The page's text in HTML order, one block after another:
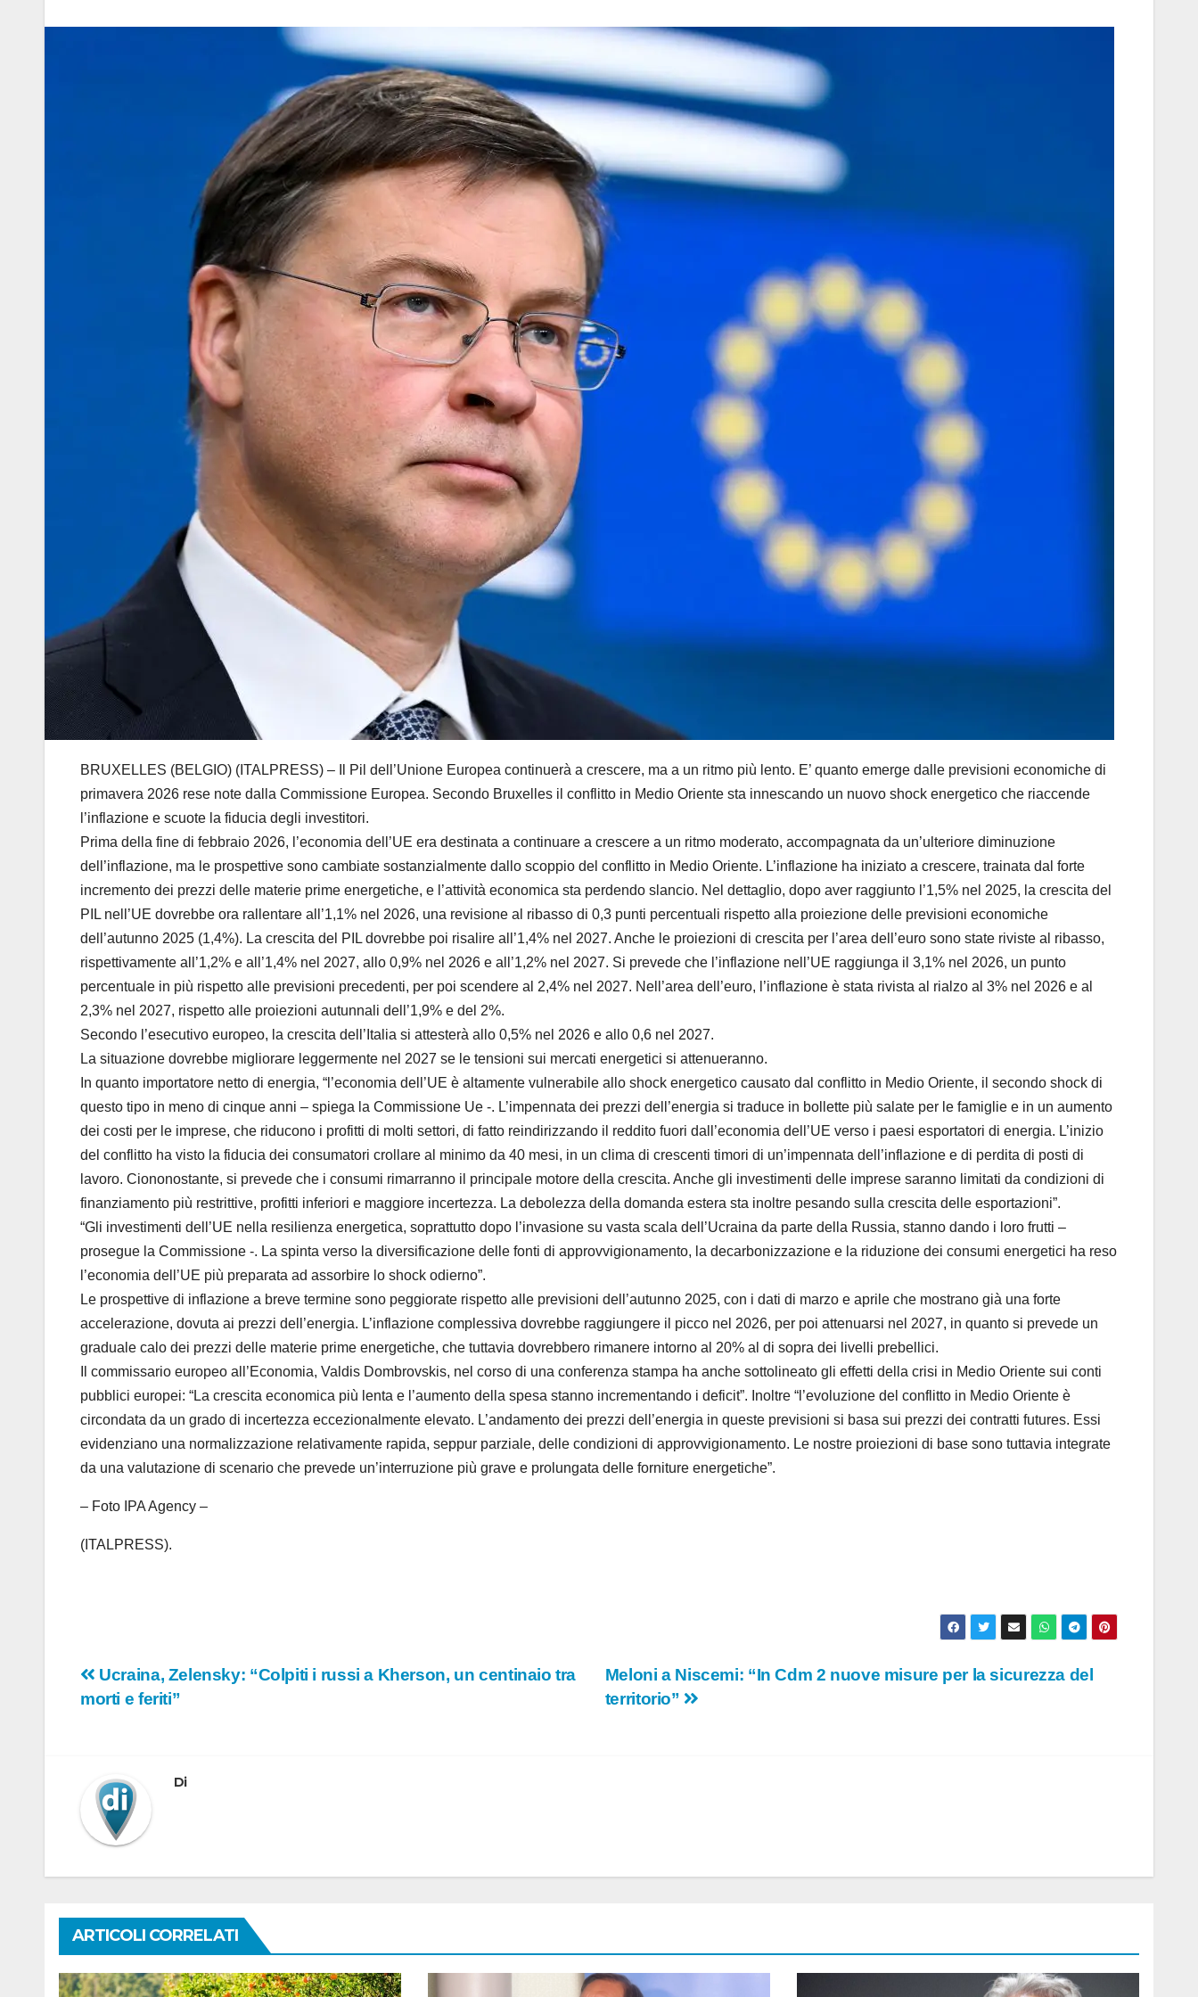
BRUXELLES (BELGIO) (ITALPRESS) – Il Pil dell’Unione Europea continuerà a crescere, ma a un ritmo più lento. E’ quanto emerge dalle previsioni economiche di
primavera 2026 rese note dalla Commissione Europea. Secondo Bruxelles il conflitto in Medio Oriente sta innescando un nuovo shock energetico che riaccende
l’inflazione e scuote la fiducia degli investitori.
Prima della fine di febbraio 2026, l’economia dell’UE era destinata a continuare a crescere a un ritmo moderato, accompagnata da un’ulteriore diminuzione
dell’inflazione, ma le prospettive sono cambiate sostanzialmente dallo scoppio del conflitto in Medio Oriente. L’inflazione ha iniziato a crescere, trainata dal forte
incremento dei prezzi delle materie prime energetiche, e l’attività economica sta perdendo slancio. Nel dettaglio, dopo aver raggiunto l’1,5% nel 2025, la crescita del
PIL nell’UE dovrebbe ora rallentare all’1,1% nel 2026, una revisione al ribasso di 0,3 punti percentuali rispetto alla proiezione delle previsioni economiche
dell’autunno 2025 (1,4%). La crescita del PIL dovrebbe poi risalire all’1,4% nel 2027. Anche le proiezioni di crescita per l’area dell’euro sono state riviste al ribasso,
rispettivamente all’1,2% e all’1,4% nel 2027, allo 0,9% nel 2026 e all’1,2% nel 2027. Si prevede che l’inflazione nell’UE raggiunga il 3,1% nel 2026, un punto
percentuale in più rispetto alle previsioni precedenti, per poi scendere al 2,4% nel 2027. Nell’area dell’euro, l’inflazione è stata rivista al rialzo al 3% nel 2026 e al
2,3% nel 2027, rispetto alle proiezioni autunnali dell’1,9% e del 2%.
Secondo l’esecutivo europeo, la crescita dell’Italia si attesterà allo 0,5% nel 2026 e allo 0,6 nel 2027.
La situazione dovrebbe migliorare leggermente nel 2027 se le tensioni sui mercati energetici si attenueranno.
In quanto importatore netto di energia, “l’economia dell’UE è altamente vulnerabile allo shock energetico causato dal conflitto in Medio Oriente, il secondo shock di
questo tipo in meno di cinque anni – spiega la Commissione Ue -. L’impennata dei prezzi dell’energia si traduce in bollette più salate per le famiglie e in un aumento
dei costi per le imprese, che riducono i profitti di molti settori, di fatto reindirizzando il reddito fuori dall’economia dell’UE verso i paesi esportatori di energia. L’inizio
del conflitto ha visto la fiducia dei consumatori crollare al minimo da 40 mesi, in un clima di crescenti timori di un’impennata dell’inflazione e di perdita di posti di
lavoro. Ciononostante, si prevede che i consumi rimarranno il principale motore della crescita. Anche gli investimenti delle imprese saranno limitati da condizioni di
finanziamento più restrittive, profitti inferiori e maggiore incertezza. La debolezza della domanda estera sta inoltre pesando sulla crescita delle esportazioni”.
“Gli investimenti dell’UE nella resilienza energetica, soprattutto dopo l’invasione su vasta scala dell’Ucraina da parte della Russia, stanno dando i loro frutti –
prosegue la Commissione -. La spinta verso la diversificazione delle fonti di approvvigionamento, la decarbonizzazione e la riduzione dei consumi energetici ha reso
l’economia dell’UE più preparata ad assorbire lo shock odierno”.
Le prospettive di inflazione a breve termine sono peggiorate rispetto alle previsioni dell’autunno 2025, con i dati di marzo e aprile che mostrano già una forte
accelerazione, dovuta ai prezzi dell’energia. L’inflazione complessiva dovrebbe raggiungere il picco nel 2026, per poi attenuarsi nel 2027, in quanto si prevede un
graduale calo dei prezzi delle materie prime energetiche, che tuttavia dovrebbero rimanere intorno al 20% al di sopra dei livelli prebellici.
Il commissario europeo all’Economia, Valdis Dombrovskis, nel corso di una conferenza stampa ha anche sottolineato gli effetti della crisi in Medio Oriente sui conti
pubblici europei: “La crescita economica più lenta e l’aumento della spesa stanno incrementando i deficit”. Inoltre “l’evoluzione del conflitto in Medio Oriente è
circondata da un grado di incertezza eccezionalmente elevato. L’andamento dei prezzi dell’energia in queste previsioni si basa sui prezzi dei contratti futures. Essi
evidenziano una normalizzazione relativamente rapida, seppur parziale, delle condizioni di approvvigionamento. Le nostre proiezioni di base sono tuttavia integrate
da una valutazione di scenario che prevede un’interruzione più grave e prolungata delle forniture energetiche”.
– Foto IPA Agency –
(ITALPRESS).
Navigazione
Meloni a Niscemi: “In Cdm 2 nuove misure per la sicurezza del
territorio”
Ucraina, Zelensky: “Colpiti i russi a Kherson, un centinaio tra
morti e feriti”
Di
ARTICOLI CORRELATI